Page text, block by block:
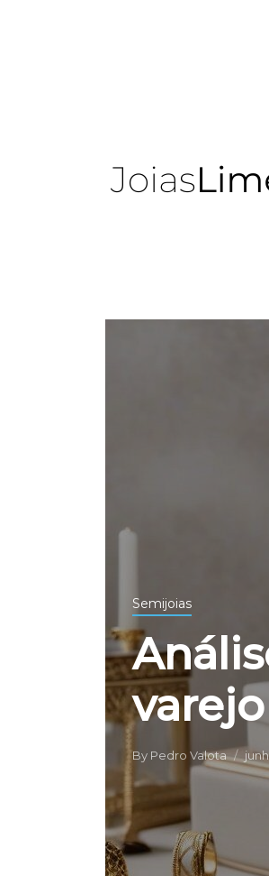
Semijoias
varejo
By Pedro Valota